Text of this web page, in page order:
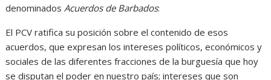
denominados Acuerdos de Barbados:
El PCV ratifica su posición sobre el contenido de esos
acuerdos, que expresan los intereses políticos, económicos y
sociales de las diferentes fracciones de la burguesía que hoy
se disputan el poder en nuestro país; intereses que son